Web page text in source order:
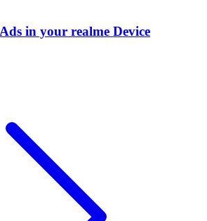
in your realme Device